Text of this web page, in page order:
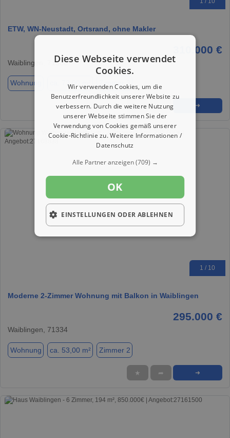
ETW, WN-Neustadt, Ortsrand, ohne Makler
310.000 €
Waiblingen, 71336
Wohnung ca. 72,00 m² Zimmer 3
★ ➦ ➜
1 / 10
Moderne 2-Zimmer Wohnung mit Balkon in Waiblingen
295.000 €
Waiblingen, 71334
Wohnung ca. 53,00 m² Zimmer 2
★ ➦ ➜
Diese Webseite verwendet
Cookies.
Wir verwenden Cookies, um die
Benutzerfreundlichkeit unserer Website zu
verbessern. Durch die weitere Nutzung
unserer Webseite stimmen Sie der
Verwendung von Cookies gemäß unserer
Cookie-Richtlinie zu.Weitere Informationen /
Datenschutz
Alle Partner anzeigen(709) →
OK
EINSTELLUNGEN ODER ABLEHNEN